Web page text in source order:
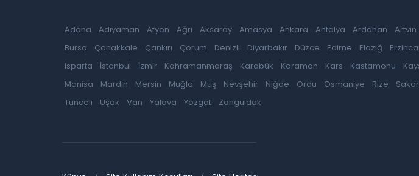
Adana Adıyaman Afyon Ağrı Aksaray Amasya Ankara Antalya Ardahan Artvin
Bursa
Çanakkale Çankırı Çorum Denizli Diyarbakır Düzce Edirne Elazığ
Isparta
İstanbul İzmir Kahramanmaraş Karabük Karaman Kars Kastamonu
Manisa
Mardin Mersin Muğla Muş Nevşehir Niğde Ordu Osmaniye Rize
Tunceli
Uşak Van Yalova Yozgat Zonguldak